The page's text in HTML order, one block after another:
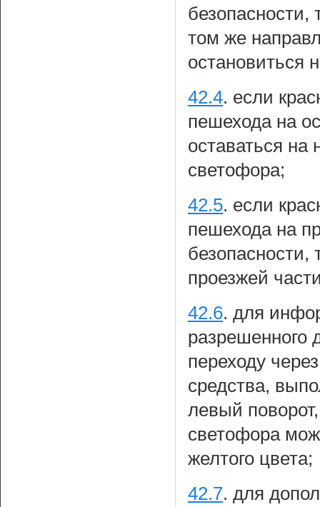
том же
остановиться
42.4. если
пешехода на
оставаться
светофора;
42.5. если
пешехода на
проезжей
42.6. для
разрешенного
переходу
средства,
левый
светофора
желтого цвета;
42.7. для